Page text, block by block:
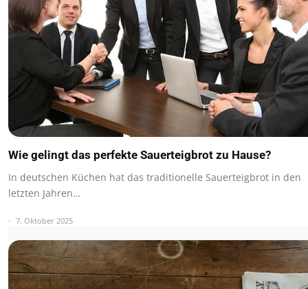
Wie gelingt das perfekte Sauerteigbrot zu Hause?
In deutschen Küchen hat das traditionelle Sauerteigbrot in den
letzten Jahren…
7. Oktober 2025